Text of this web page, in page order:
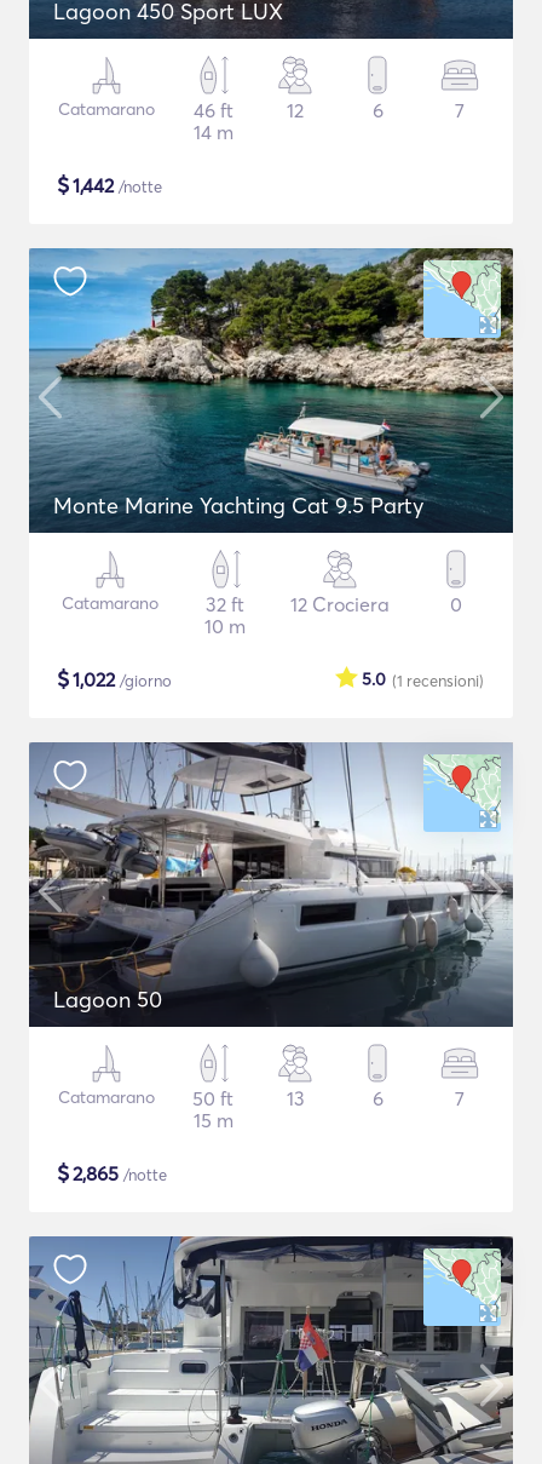
Lagoon 450 Sport LUX
Catamarano
46 ft
14 m
12 6 7
$1,442/notte
Monte Marine Yachting Cat 9.5 Party
Catamarano
32 ft
10 m
12 Crociera 0
$1,022/giorno (1 recensioni)
5.0
Lagoon 50
Catamarano
50 ft
15 m
13 6 7
$2,865 /notte